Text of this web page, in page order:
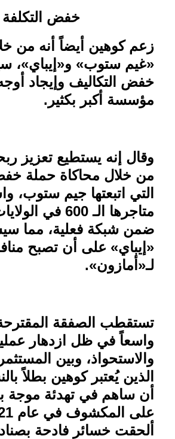
خفض التكلفة
زعم كوهين أيضاً أنه من
«غيم ستوب» و«إيباي»،
خفض التكاليف وإيجاد
مؤسسة أكبر بكثير .
وقال إنه يستطيع تعزيز
من خلال محاكاة حملة
التي اتبعتها جيم ستوب،
متاجرها الـ 600
ضمن شبكة فعلية، مما
«إيباي» على أن تصبح
لـ«أمازون».
تستقطب الصفقة المقترحة
واسعاً في ظل ازدهار
والاستحواذ، وبين
الذين يُعتبر كوهين بطلاً
أن ساهم في تهدئة موجة
ألحقت خسائر فادحة